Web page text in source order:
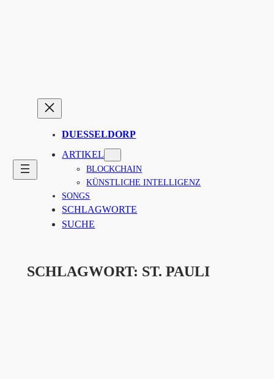
DUESSELDORP
ARTIKEL
BLOCKCHAIN
KÜNSTLICHE INTELLIGENZ
SONGS
SCHLAGWORTE
SUCHE
SCHLAGWORT: ST. PAULI